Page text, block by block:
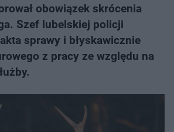
obowiązek skrócenia
Szef lubelskiej policji
sprawy i błyskawicznie
z pracy ze względu na